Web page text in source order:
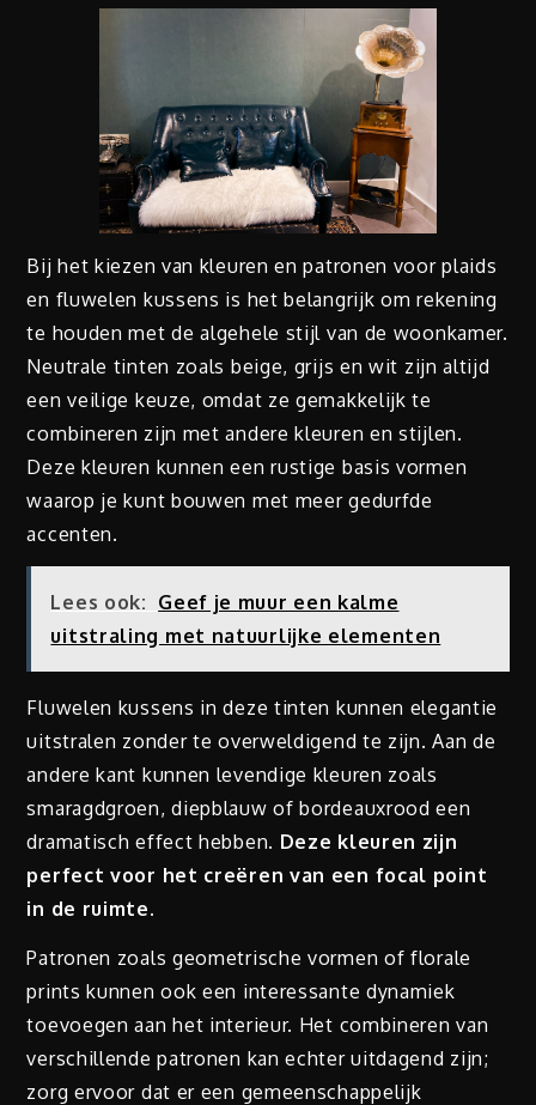
Bij het kiezen van kleuren en patronen voor plaids
en fluwelen kussens is het belangrijk om rekening
te houden met de algehele stijl van de woonkamer.
Neutrale tinten zoals beige, grijs en wit zijn altijd
een veilige keuze, omdat ze gemakkelijk te
combineren zijn met andere kleuren en stijlen.
Deze kleuren kunnen een rustige basis vormen
waarop je kunt bouwen met meer gedurfde
accenten.
Lees ook: Geef je muur een kalme
uitstraling met natuurlijke elementen
Fluwelen kussens in deze tinten kunnen elegantie
uitstralen zonder te overweldigend te zijn. Aan de
andere kant kunnen levendige kleuren zoals
smaragdgroen, diepblauw of bordeauxrood een
dramatisch effect hebben. Deze kleuren zijn
perfect voor het creëren van een focal point
in de ruimte.
Patronen zoals geometrische vormen of florale
prints kunnen ook een interessante dynamiek
toevoegen aan het interieur. Het combineren van
verschillende patronen kan echter uitdagend zijn;
zorg ervoor dat er een gemeenschappelijk